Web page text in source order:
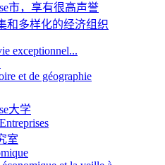
市，享有很高声誉
和多样化的经济组织
exceptionnel...
et de géographie
大学
室